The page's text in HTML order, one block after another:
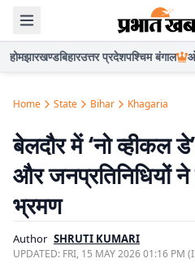
होमझारखण्डबिहारउत्तर प्रदेशपश्चिम बंगाल
Home State Bihar Khagaria
बेलदौर में ‘नो व्हीकल
और जनप्रतिनिधियों
भ्रमण
Author SHRUTI KUMARI
UPDATED: FRI, 15 MAY 2026 01:16 PM